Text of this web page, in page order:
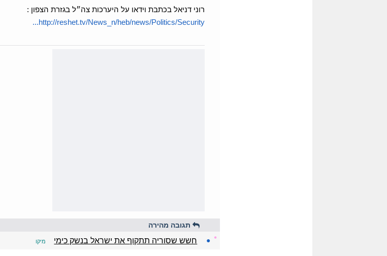
רוני דניאל בכתבת וידאו על היערכות צה״ל בגזרת הצפון :
http://reshet.tv/News_n/heb/news/Politics/Security...
תגובה מהירה
☼
● חשש שסוריה תתקוף את ישראל בנשק כימי מיקו